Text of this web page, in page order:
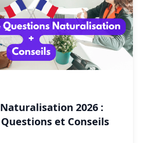
2026 :
et Conseils